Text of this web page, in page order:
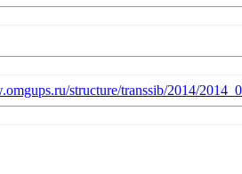
structure/transsib/2014/